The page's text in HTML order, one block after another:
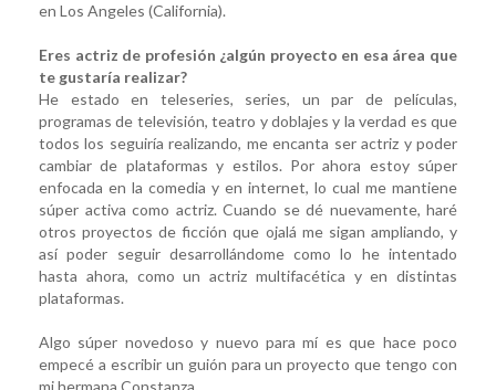
en Los Angeles (California).
Eres actriz de profesión ¿algún proyecto en esa área que
te gustaría realizar?
He estado en teleseries, series, un par de películas,
programas de televisión, teatro y doblajes y la verdad es que
todos los seguiría realizando, me encanta ser actriz y poder
cambiar de plataformas y estilos. Por ahora estoy súper
enfocada en la comedia y en internet, lo cual me mantiene
súper activa como actriz. Cuando se dé nuevamente, haré
otros proyectos de ficción que ojalá me sigan ampliando, y
así poder seguir desarrollándome como lo he intentado
hasta ahora, como un actriz multifacética y en distintas
plataformas.
Algo súper novedoso y nuevo para mí es que hace poco
empecé a escribir un guión para un proyecto que tengo con